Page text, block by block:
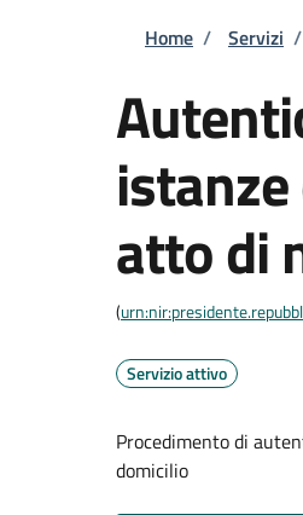
Home / Servizi /
atto di
(
Servizio attivo
Procedimento di
domicilio